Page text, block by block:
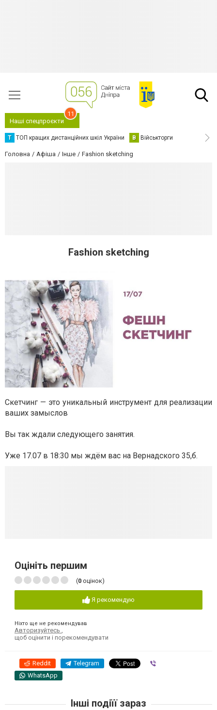
Наші спецпроєкти
11
Т ТОП кращих дистанційних шкіл України В Військторги
Головна Афіша Інше Fashion sketching
Fashion sketching
Скетчинг — это уникальный инструмент для реализации
ваших замыслов
Вы так ждали следующего занятия.
Уже 17.07 в 18:30 мы ждём вас на Вернадского 35,б.
Оцініть першим
(0 оцінок)
Я рекомендую
Ніхто ще не рекомендував
Авторизуйтесь ,
щоб оцінити і порекомендувати
Reddit Telegram
WhatsApp
Інші подіїї зараз